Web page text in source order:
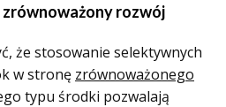
rozwój
że stosowanie selektywnych
w stronę zrównoważonego
typu środki pozwalają